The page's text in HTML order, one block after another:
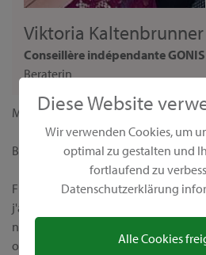
Diese Website
Wir verwenden Cookies, um
optimal zu gestalten und
fortlaufend zu
Datenschutzerklärung
Alle Cookies
Viktoria Kaltenbrunner
Conseillère indépendante GONIS
Beraterin
Madame,
Bienvenue sur ma page personnelle
Fidèle à la devise "Nous rendons le
j'aimerais vous présenter nos
nombreuses possibilités
obtiendrez tout auprès d'une source